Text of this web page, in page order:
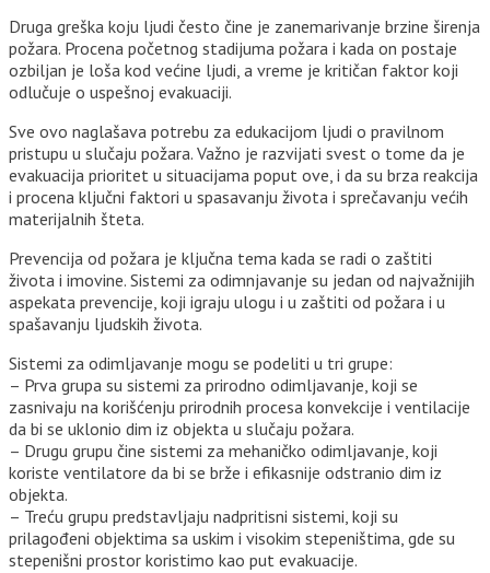
Druga greška koju ljudi često čine je zanemarivanje brzine širenja
požara. Procena početnog stadijuma požara i kada on postaje
ozbiljan je loša kod većine ljudi, a vreme je kritičan faktor koji
odlučuje o uspešnoj evakuaciji.
Sve ovo naglašava potrebu za edukacijom ljudi o pravilnom
pristupu u slučaju požara. Važno je razvijati svest o tome da je
evakuacija prioritet u situacijama poput ove, i da su brza reakcija
i procena ključni faktori u spasavanju života i sprečavanju većih
materijalnih šteta.
Prevencija od požara je ključna tema kada se radi o zaštiti
života i imovine. Sistemi za odimnjavanje su jedan od najvažnijih
aspekata prevencije, koji igraju ulogu i u zaštiti od požara i u
spašavanju ljudskih života.
Sistemi za odimljavanje mogu se podeliti u tri grupe:
– Prva grupa su sistemi za prirodno odimljavanje, koji se
zasnivaju na korišćenju prirodnih procesa konvekcije i ventilacije
da bi se uklonio dim iz objekta u slučaju požara.
– Drugu grupu čine sistemi za mehaničko odimljavanje, koji
koriste ventilatore da bi se brže i efikasnije odstranio dim iz
objekta.
– Treću grupu predstavljaju nadpritisni sistemi, koji su
prilagođeni objektima sa uskim i visokim stepeništima, gde su
stepenišni prostor koristimo kao put evakuacije.